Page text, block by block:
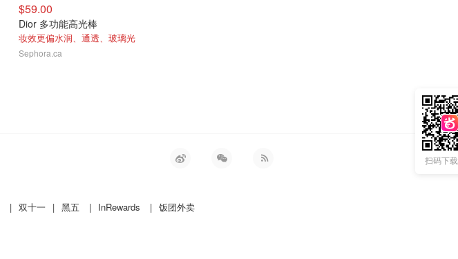
$59.00
Dior 多功能高光棒
妆效更偏水润、通透、玻璃光
Sephora.ca
扫码下
| 双十一 | 黑五 | InRewards | 饭团外卖